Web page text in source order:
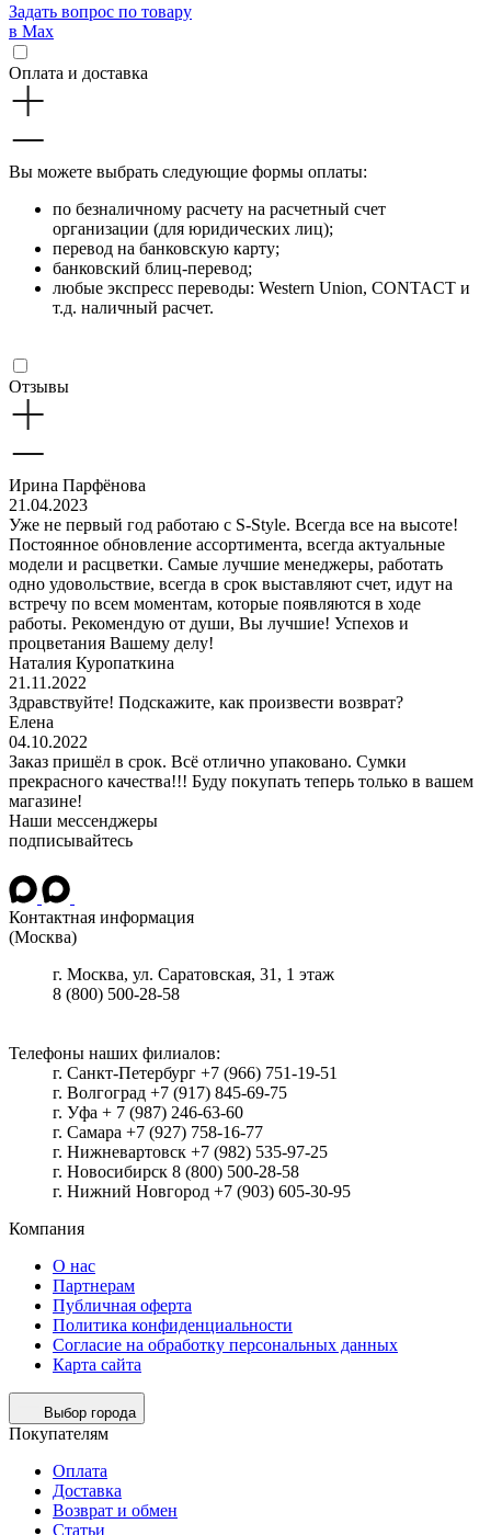
Задать вопрос по товару
в Max
Оплата и доставка
Вы можете выбрать следующие формы оплаты:
по безналичному расчету на расчетный счет
организации (для юридических лиц);
перевод на банковскую карту;
банковский блиц-перевод;
любые экспресс переводы: Western Union, CONTACT и
т.д. наличный расчет.
Отзывы
Ирина Парфёнова
21.04.2023
Уже не первый год работаю с S-Style. Всегда все на высоте!
Постоянное обновление ассортимента, всегда актуальные
модели и расцветки. Самые лучшие менеджеры, работать
одно удовольствие, всегда в срок выставляют счет, идут на
встречу по всем моментам, которые появляются в ходе
работы. Рекомендую от души, Вы лучшие! Успехов и
процветания Вашему делу!
Наталия Куропаткина
21.11.2022
Здравствуйте! Подскажите, как произвести возврат?
Елена
04.10.2022
Заказ пришёл в срок. Всё отлично упаковано. Сумки
прекрасного качества!!! Буду покупать теперь только в вашем
магазине!
Наши мессенджеры
подписывайтесь
Контактная информация
(Москва)
г. Москва, ул. Саратовская, 31, 1 этаж
8 (800) 500-28-58
Телефоны наших филиалов:
г. Санкт-Петербург +7 (966) 751-19-51
г. Волгоград +7 (917) 845-69-75
г. Уфа + 7 (987) 246-63-60
г. Самара +7 (927) 758-16-77
г. Нижневартовск +7 (982) 535-97-25
г. Новосибирск 8 (800) 500-28-58
г. Нижний Новгород +7 (903) 605-30-95
Компания
О нас
Партнерам
Публичная оферта
Политика конфиденциальности
Согласие на обработку персональных данных
Карта сайта
Выбор города
Покупателям
Оплата
Доставка
Возврат и обмен
Статьи